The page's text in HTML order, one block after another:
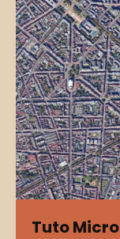
Tuto Micro